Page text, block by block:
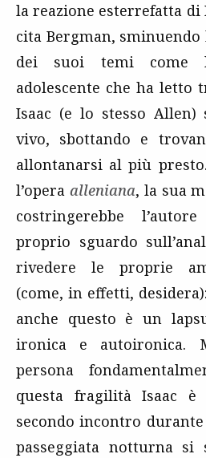
la reazione esterrefatta di
cita Bergman,
dei suoi temi
adolescente che ha letto
Isaac (e lo stesso
vivo, sbottando e
allontanarsi al più
l’opera alleniana, la sua
costringerebbe
proprio sguardo
rivedere le proprie
(come, in effetti,
anche questo è un
ironica e autoironica.
persona
questa fragilità Isaac
secondo incontro
passeggiata notturna si